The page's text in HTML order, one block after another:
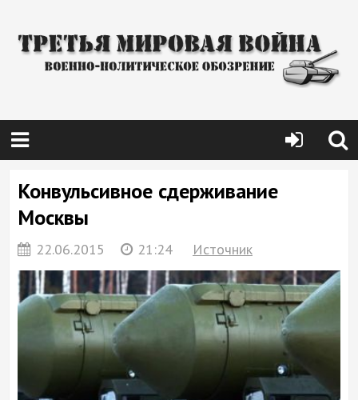
Конвульсивное сдерживание
Москвы
22.06.2015 21:24 Источник